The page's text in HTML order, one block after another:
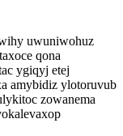
uwuniwohuz
qona
ygiqyj etej
amybidiz ylotoruvub
zowanema